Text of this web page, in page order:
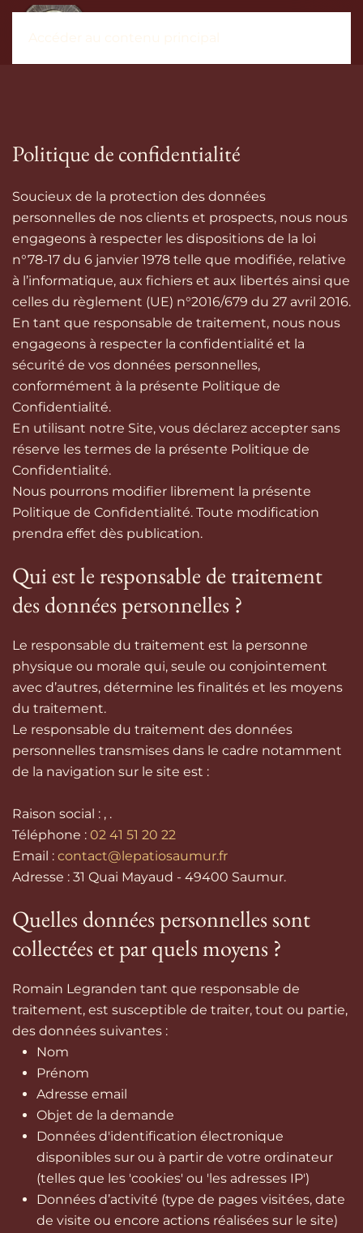
Politique de confidentialité
Soucieux de la protection des données
personnelles de nos clients et prospects, nous nous
engageons à respecter les dispositions de la loi
n°78-17 du 6 janvier 1978 telle que modifiée, relative
à l’informatique, aux fichiers et aux libertés ainsi que
celles du règlement (UE) n°2016/679 du 27 avril 2016.
En tant que responsable de traitement, nous nous
engageons à respecter la confidentialité et la
sécurité de vos données personnelles,
conformément à la présente Politique de
Confidentialité.
En utilisant notre Site, vous déclarez accepter sans
réserve les termes de la présente Politique de
Confidentialité.
Nous pourrons modifier librement la présente
Politique de Confidentialité. Toute modification
prendra effet dès publication.
Qui est le responsable de traitement
des données personnelles ?
Le responsable du traitement est la personne
physique ou morale qui, seule ou conjointement
avec d’autres, détermine les finalités et les moyens
du traitement.
Le responsable du traitement des données
personnelles transmises dans le cadre notamment
de la navigation sur le site est :
Raison social : , .
Téléphone : 02 41 51 20 22
Email : contact@lepatiosaumur.fr
Adresse : 31 Quai Mayaud - 49400 Saumur.
Quelles données personnelles sont
collectées et par quels moyens ?
Romain Legranden tant que responsable de
traitement, est susceptible de traiter, tout ou partie,
des données suivantes :
Nom
Prénom
Adresse email
Objet de la demande
Données d'identification électronique
disponibles sur ou à partir de votre ordinateur
(telles que les 'cookies' ou 'les adresses IP')
Données d’activité (type de pages visitées, date
de visite ou encore actions réalisées sur le site)